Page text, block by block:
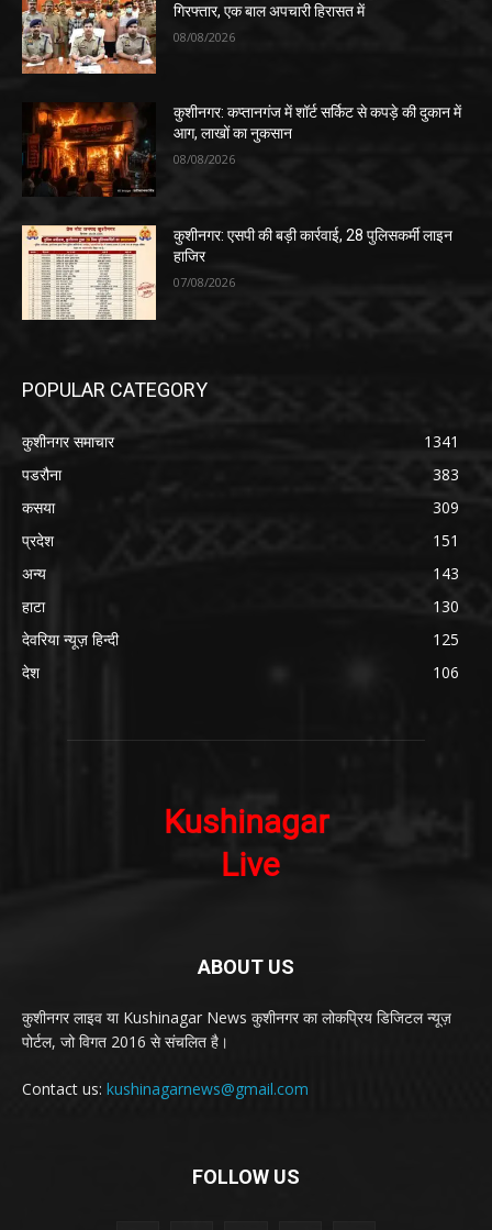
गिरफ्तार, एक बाल अपचारी हिरासत में
08/08/2026
कुशीनगर: कप्तानगंज में शॉर्ट सर्किट से कपड़े की दुकान में
आग, लाखों का नुकसान
08/08/2026
कुशीनगर: एसपी की बड़ी कार्रवाई, 28 पुलिसकर्मी लाइन
हाजिर
07/08/2026
POPULAR CATEGORY
कुशीनगर समाचार
1341
पडरौना
383
कसया
309
प्रदेश
151
अन्य
143
हाटा
130
देवरिया न्यूज़ हिन्दी
125
देश
106
ABOUT US
कुशीनगर लाइव या Kushinagar News कुशीनगर का लोकप्रिय डिजिटल न्यूज़
पोर्टल, जो विगत 2016 से संचलित है।
Contact us: kushinagarnews@gmail.com
FOLLOW US